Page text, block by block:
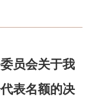
员会关于我
表名额的决